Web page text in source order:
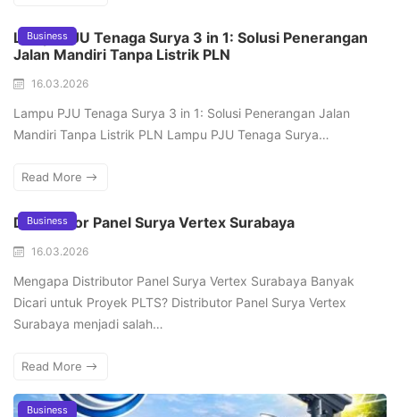
Business
Lampu PJU Tenaga Surya 3 in 1: Solusi Penerangan
Jalan Mandiri Tanpa Listrik PLN
16.03.2026
Lampu PJU Tenaga Surya 3 in 1: Solusi Penerangan Jalan
Mandiri Tanpa Listrik PLN Lampu PJU Tenaga Surya…
Read More
Business
Distributor Panel Surya Vertex Surabaya
16.03.2026
Mengapa Distributor Panel Surya Vertex Surabaya Banyak
Dicari untuk Proyek PLTS? Distributor Panel Surya Vertex
Surabaya menjadi salah…
Read More
Business